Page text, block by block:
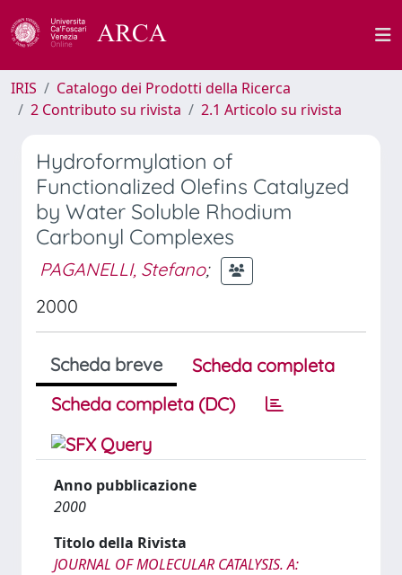
IRIS
Catalogo dei Prodotti della Ricerca
2 Contributo su rivista
2.1 Articolo su rivista
Hydroformylation of
Functionalized Olefins Catalyzed
by Water Soluble Rhodium
Carbonyl Complexes
PAGANELLI, Stefano;
2000
Scheda breve
Scheda completa
Scheda completa (DC)
Anno pubblicazione
2000
Titolo della Rivista
JOURNAL OF MOLECULAR CATALYSIS. A: